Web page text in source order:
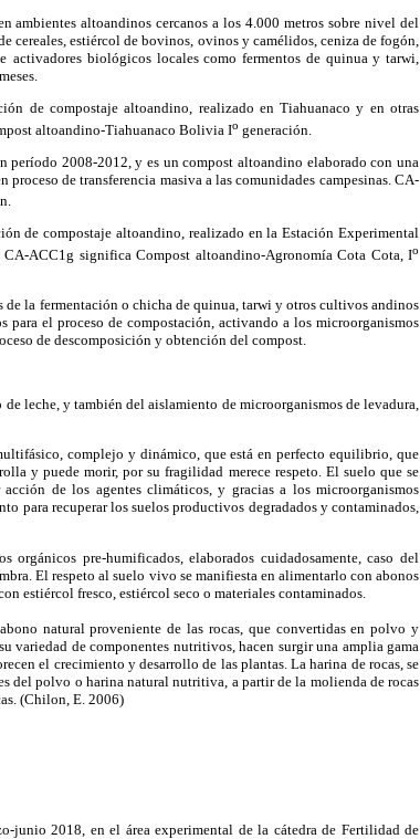
ambientes altoandinos cercanos a los 4.000 metros sobre nivel del
cereales, estiércol de bovinos, ovinos y camélidos, ceniza de fogón,
activadores biológicos locales como fermentos de quinua y tarwi,
de compostaje altoandino, realizado en Tiahuanaco y en otras
altoandino-Tiahuanaco Bolivia Io generación.
período 2008-2012, y es un compost altoandino elaborado con una
de transferencia masiva a las comunidades campesinas. CA-
de compostaje altoandino, realizado en la Estación Experimental
ACC1g significa Compost altoandino-Agronomía Cota Cota, Io
de la fermentación o chicha de quinua, tarwi y otros cultivos andinos
el proceso de compostación, activando a los microorganismos
de descomposición y obtención del compost.
leche, y también del aislamiento de microorganismos de levadura,
complejo y dinámico, que está en perfecto equilibrio, que
y puede morir, por su fragilidad merece respeto. El suelo que se
de los agentes climáticos, y gracias a los microorganismos
para recuperar los suelos productivos degradados y contaminados,
pre-humificados, elaborados cuidadosamente, caso del
El respeto al suelo vivo se manifiesta en alimentarlo con abonos
estiércol fresco, estiércol seco o materiales contaminados.
natural proveniente de las rocas, que convertidas en polvo y
de componentes nutritivos, hacen surgir una amplia gama
el crecimiento y desarrollo de las plantas. La harina de rocas, se
del polvo o harina natural nutritiva, a partir de la molienda de rocas
(Chilon, E. 2006)
junio 2018, en el área experimental de la cátedra de Fertilidad de